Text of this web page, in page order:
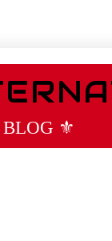
⚜️